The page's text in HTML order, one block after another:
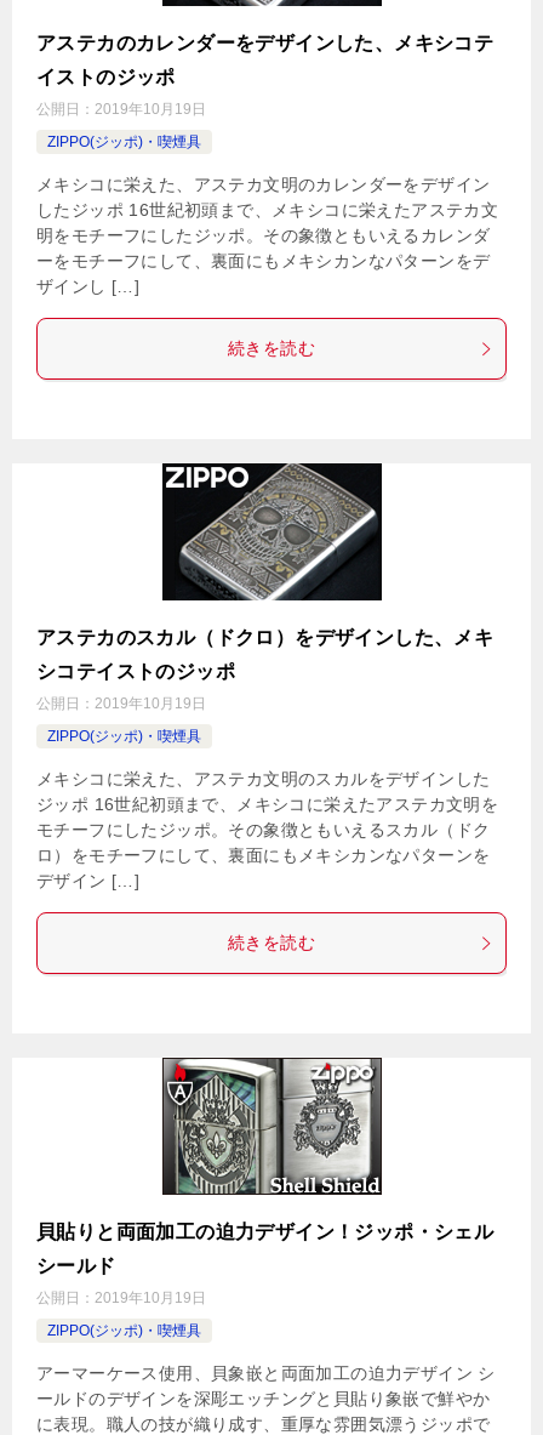
アステカのカレンダーをデザインした、メキシコテ
イストのジッポ
公開日： 2019年10月19日
ZIPPO(ジッポ)・喫煙具
メキシコに栄えた、アステカ文明のカレンダーをデザイン
したジッポ 16世紀初頭まで、メキシコに栄えたアステカ文
明をモチーフにしたジッポ。その象徴ともいえるカレンダ
ーをモチーフにして、裏面にもメキシカンなパターンをデ
ザインし […]
続きを読む
アステカのスカル（ドクロ）をデザインした、メキ
シコテイストのジッポ
公開日： 2019年10月19日
ZIPPO(ジッポ)・喫煙具
メキシコに栄えた、アステカ文明のスカルをデザインした
ジッポ 16世紀初頭まで、メキシコに栄えたアステカ文明を
モチーフにしたジッポ。その象徴ともいえるスカル（ドク
ロ）をモチーフにして、裏面にもメキシカンなパターンを
デザイン […]
続きを読む
貝貼りと両面加工の迫力デザイン！ジッポ・シェル
シールド
公開日： 2019年10月19日
ZIPPO(ジッポ)・喫煙具
アーマーケース使用、貝象嵌と両面加工の迫力デザイン シ
ールドのデザインを深彫エッチングと貝貼り象嵌で鮮やか
に表現。職人の技が織り成す、重厚な雰囲気漂うジッポで